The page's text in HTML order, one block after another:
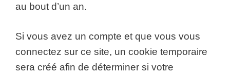
au bout d’un an.
Si vous avez un compte et que vous vous
connectez sur ce site, un cookie temporaire
sera créé afin de déterminer si votre